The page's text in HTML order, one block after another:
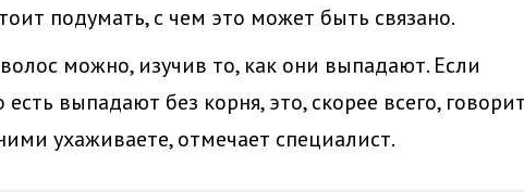
подумать, с чем это может быть связано.
можно, изучив то, как они выпадают. Если
выпадают без корня, это, скорее всего,
ухаживаете, отмечает специалист.